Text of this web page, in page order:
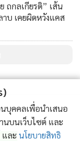
ถกลเกียรติ” เส้น
าบ เคยผิดหวังแคส
บุคคลเพื่อนำเสนอ
บนเว็บไซต์ และ
และ นโยบายสิทธิ